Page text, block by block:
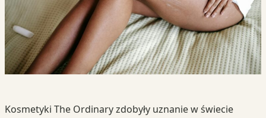
Kosmetyki The Ordinary zdobyły uznanie w świecie